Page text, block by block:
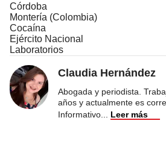
Córdoba
Montería (Colombia)
Cocaína
Ejército Nacional
Laboratorios
Claudia Hernández
Abogada y periodista.
años y actualmente es
Informativo
Leer más